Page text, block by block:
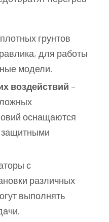
грунтов
для работы
модели.
воздействий –
оснащаются
с
различных
выполнять